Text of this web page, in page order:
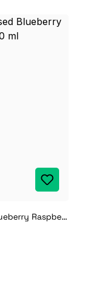
Vampire Vape Overdosed Blueberry Raspberry Strawberry 10 ml Nikotinsalz Liquid